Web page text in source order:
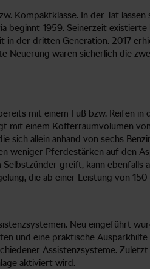
In der Tat
1959. Seinerzeit
der dritten Generation. 2017
waren sicherlich die
mit einem Fuß bzw. Reifen
mit einem Kofferraumvolumen
allein anhand von sechs
weniger Pferdestärken auf den
greift, kann
die ab einer Leistung von
Neu eingeführt
und eine praktische
Assistenzsysteme.
aktiviert wird.